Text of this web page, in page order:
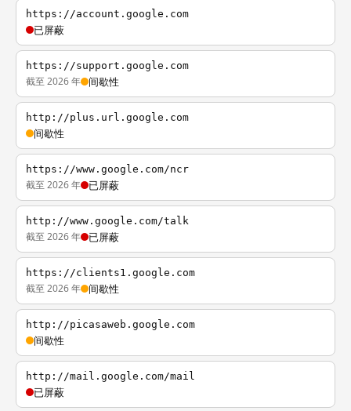
https://account.google.com
已屏蔽
https://support.google.com
截至 2026 年 间歇性
http://plus.url.google.com
间歇性
https://www.google.com/ncr
截至 2026 年 已屏蔽
http://www.google.com/talk
截至 2026 年 已屏蔽
https://clients1.google.com
截至 2026 年 间歇性
http://picasaweb.google.com
间歇性
http://mail.google.com/mail
已屏蔽